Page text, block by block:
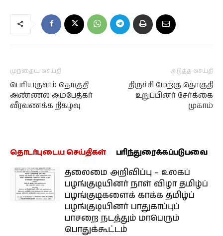
முந்தைய செய்தி
பெரியகுளம் தொகுதி
அண்ணல் அம்பேத்கர்
வீரவணக்க நிகழ்வு
அடுத்த செய்தி
திருச்சி மேற்கு தொகுதி
உறுப்பினர் சேர்க்கை
முகாம்
தொடர்புடைய செய்திகள் பரிந்துரைக்கப்படுபவை
தலைமை அறிவிப்பு – உலகப்
பழங்குடியினர் நாள் விழா தமிழ்ப்
பழங்குடிகளைக் காக்க தமிழ்ப்
பழங்குடியினர் பாதுகாப்புப்
பாசறை நடத்தும் மாபெரும்
பொதுக்கூட்டம்